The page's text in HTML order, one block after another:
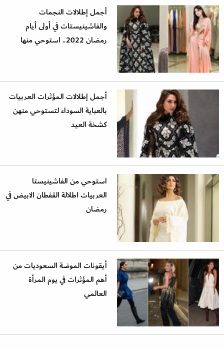
أجمل إطلالات النجمات
والفاشينيستات في أولى أيام
رمضان 2022.. استوحي منها
أجمل إطلالات المؤثرات العربيات
بالعباية السوداء لتستوحي منهن
كشخة العيد
استوحي من الفاشينيستا
العربيات اطلالة القفطان الابيض في
رمضان
أيقونات الموضة السعوديات من
أهم المؤثرات في يوم المرأة
العالمي